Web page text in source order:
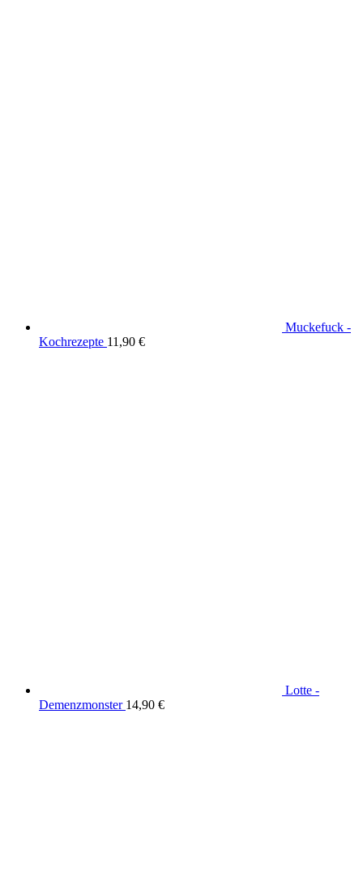
Muckefuck -
Kochrezepte 11,90 €
Lotte -
Demenzmonster 14,90 €